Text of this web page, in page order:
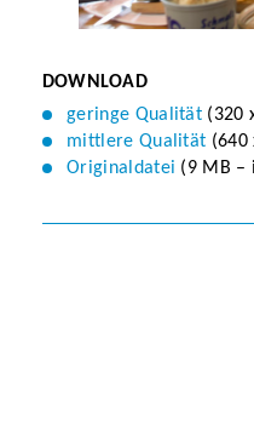
DOWNLOAD
geringe Qualität (320
mittlere Qualität (640
Originaldatei (9 MB –